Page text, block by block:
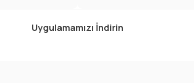
Uygulamamızı İndirin